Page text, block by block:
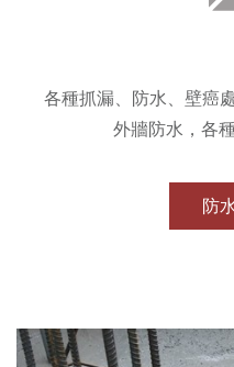
各種抓漏、防水、壁癌
外牆防水，各
防